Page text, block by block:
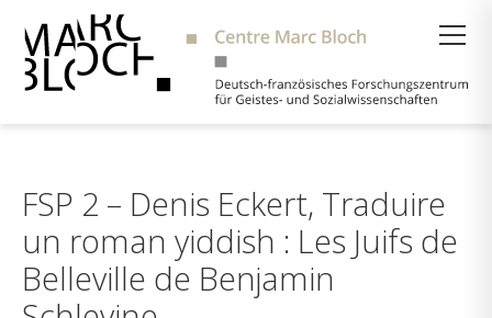
FSP 2 – Denis Eckert, Traduire
un roman yiddish : Les Juifs de
Belleville de Benjamin